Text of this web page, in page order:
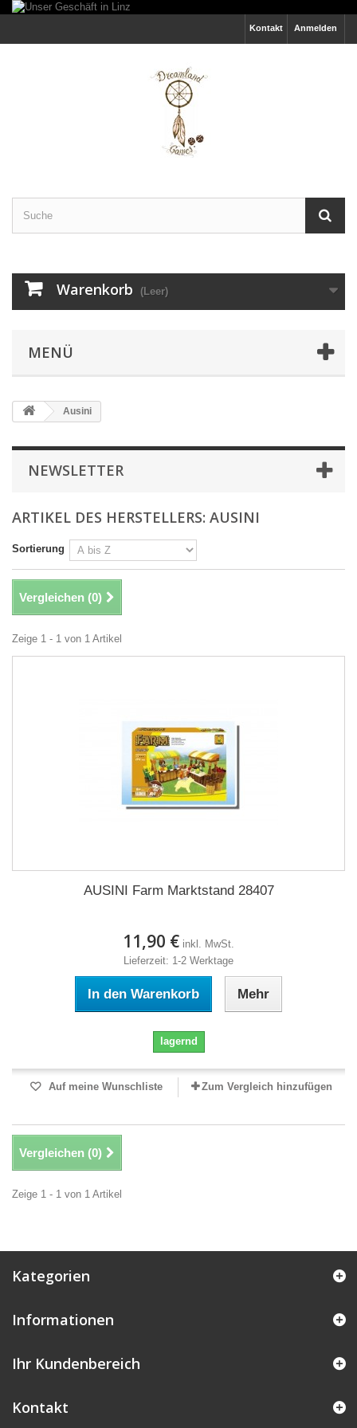
Anmelden
Kontakt
Warenkorb (Leer)
MENÜ
Ausini
NEWSLETTER
ARTIKEL DES HERSTELLERS: AUSINI
Sortierung
Vergleichen (0)
Zeige 1 - 1 von 1 Artikel
AUSINI Farm Marktstand 28407
11,90 € inkl. MwSt.
Lieferzeit: 1-2 Werktage
In den Warenkorb Mehr
lagernd
Auf meine Wunschliste Zum Vergleich hinzufügen
Vergleichen (0)
Zeige 1 - 1 von 1 Artikel
Kategorien
Informationen
Ihr Kundenbereich
Kontakt